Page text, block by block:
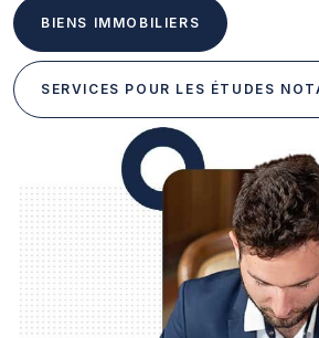
BIENS IMMOBILIERS
SERVICES POUR LES ÉTUDES